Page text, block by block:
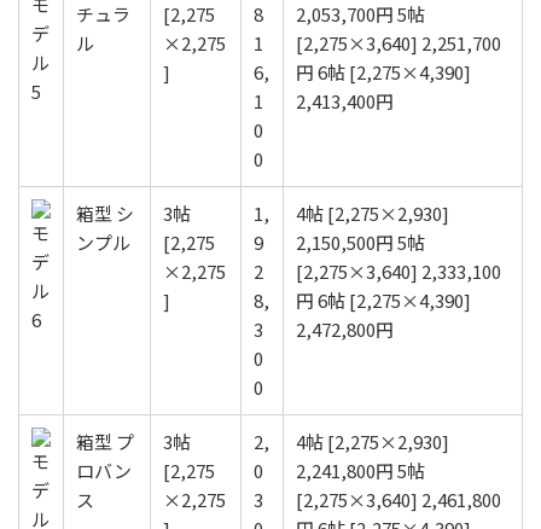
チュラ
ル
[2,275
×2,275
]
8
1
6,
1
0
0
2,053,700円 5帖
[2,275×3,640] 2,251,700
円 6帖 [2,275×4,390]
2,413,400円
箱型 シ
ンプル
3帖
[2,275
×2,275
]
1,
9
2
8,
3
0
0
4帖 [2,275×2,930]
2,150,500円 5帖
[2,275×3,640] 2,333,100
円 6帖 [2,275×4,390]
2,472,800円
箱型 プ
ロバン
ス
3帖
[2,275
×2,275
2,
0
3
4帖 [2,275×2,930]
2,241,800円 5帖
[2,275×3,640] 2,461,800